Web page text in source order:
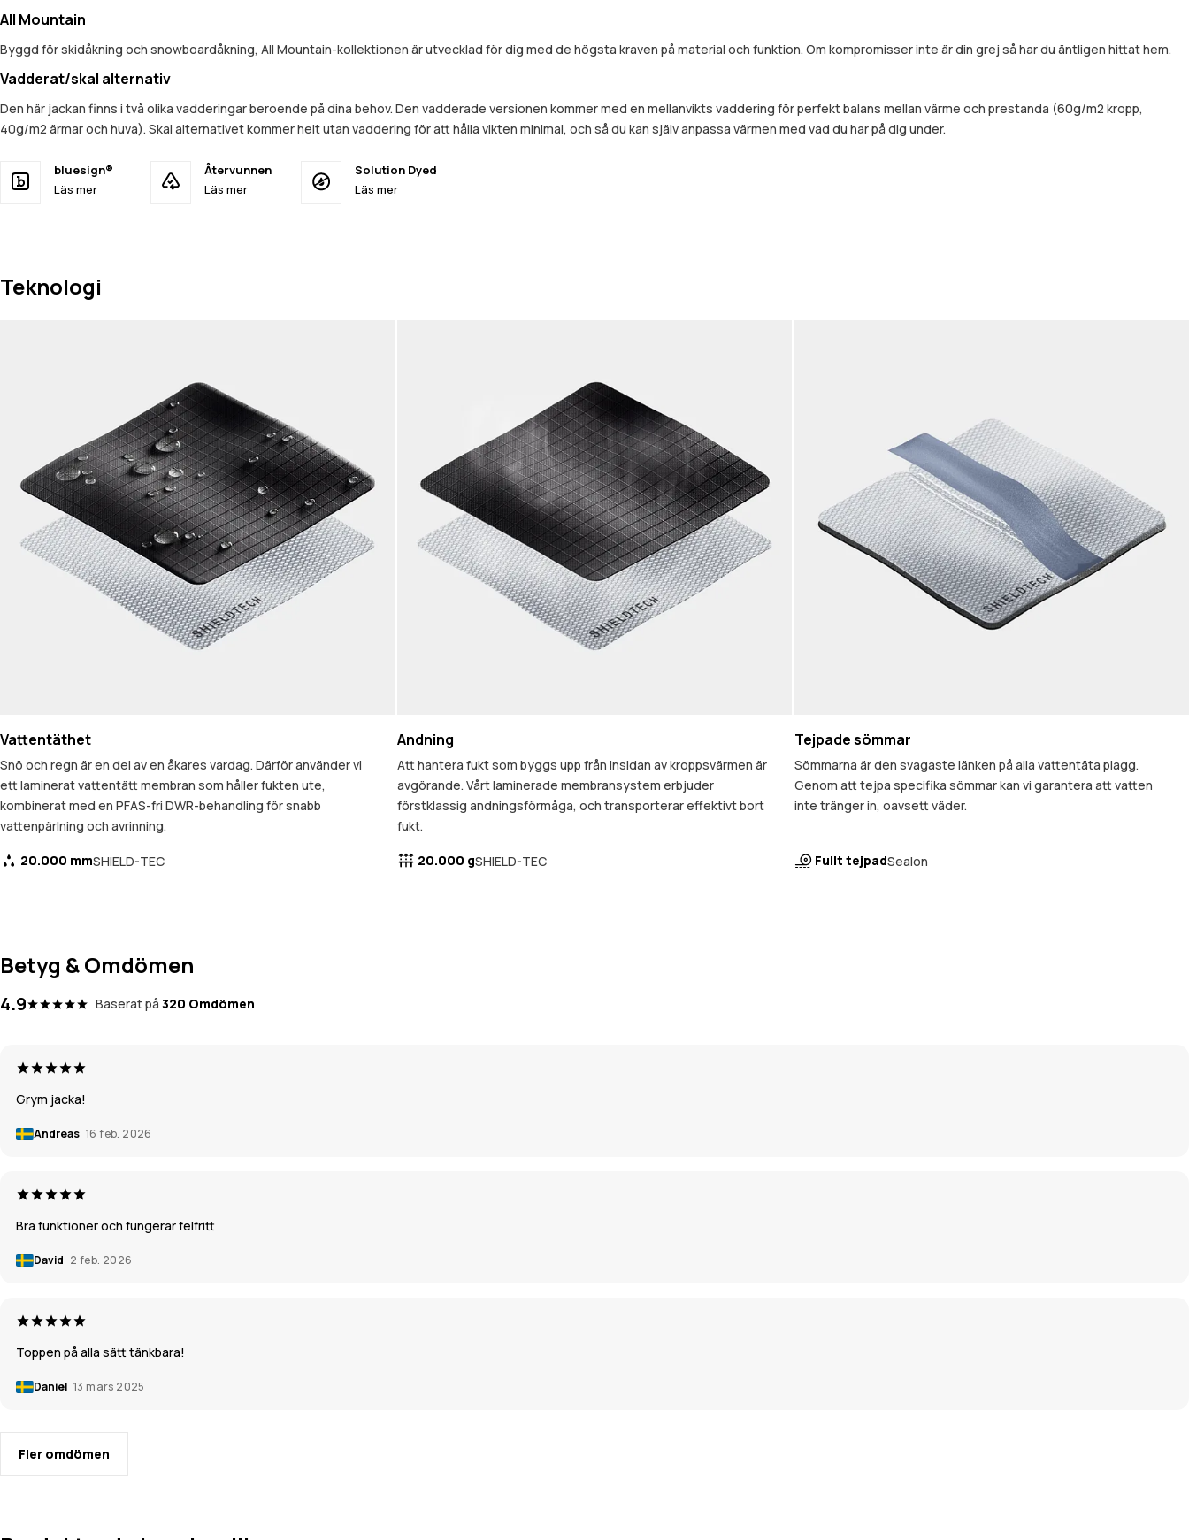
All Mountain
Byggd för skidåkning och snowboardåkning, All Mountain-kollektionen är utvecklad för dig med de högsta kraven på material och funktion. Om kompromisser inte är din grej så har du äntligen hittat hem.
Vadderat/skal alternativ
Den här jackan finns i två olika vadderingar beroende på dina behov. Den vadderade versionen kommer med en mellanvikts vaddering för perfekt balans mellan värme och prestanda (60g/m2 kropp,
40g/m2 ärmar och huva). Skal alternativet kommer helt utan vaddering för att hålla vikten minimal, och så du kan själv anpassa värmen med vad du har på dig under.
bluesign®
Läs mer
Återvunnen
Läs mer
Solution Dyed
Läs mer
Teknologi
Vattentäthet
Snö och regn är en del av en åkares vardag. Därför använder vi
ett laminerat vattentätt membran som håller fukten ute,
kombinerat med en PFAS-fri DWR-behandling för snabb
vattenpärlning och avrinning.
20.000 mmSHIELD-TEC
Andning
Att hantera fukt som byggs upp från insidan av kroppsvärmen är
avgörande. Vårt laminerade membransystem erbjuder
förstklassig andningsförmåga, och transporterar effektivt bort
fukt.
20.000 gSHIELD-TEC
Tejpade sömmar
Sömmarna är den svagaste länken på alla vattentäta plagg.
Genom att tejpa specifika sömmar kan vi garantera att vatten
inte tränger in, oavsett väder.
Fullt tejpadSealon
Betyg & Omdömen
4.9 Baserat på 320 Omdömen
Grym jacka!
Andreas 16 feb. 2026
Bra funktioner och fungerar felfritt
David 2 feb. 2026
Toppen på alla sätt tänkbara!
Daniel 13 mars 2025
Fler omdömen